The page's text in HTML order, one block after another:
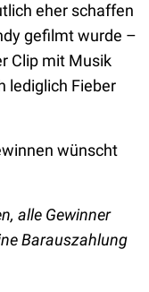
eher schaffen
gefilmt wurde –
Clip mit Musik
lediglich Fieber
wünscht
alle Gewinner
Barauszahlung